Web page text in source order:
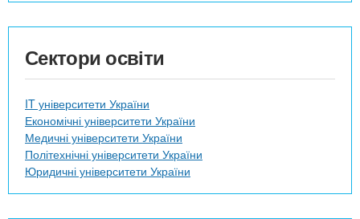
Сектори освіти
IT університети України
Економічні університети України
Медичні університети України
Політехнічні університети України
Юридичні університети України